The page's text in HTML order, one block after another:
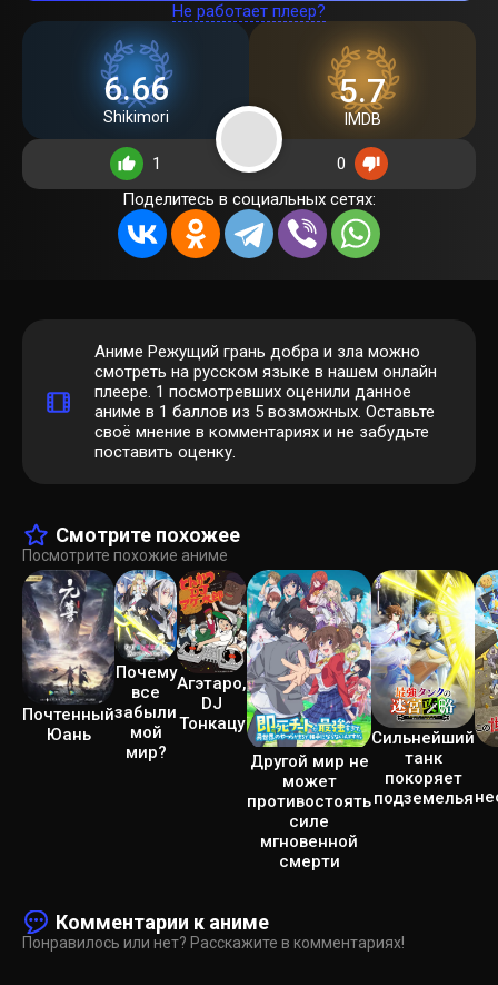
Не работает плеер?
6.66
Shikimori
5.7
IMDB
1
0
Поделитесь в социальных сетях:
Аниме Режущий грань добра и зла можно
смотреть на русском языке в нашем онлайн
плеере. 1 посмотревших оценили данное
аниме в 1 баллов из 5 возможных. Оставьте
своё мнение в комментариях и не забудьте
поставить оценку.
Смотрите похожее
Посмотрите похожие аниме
Почтенный
Юань
Почему
все
забыли
мой
мир?
Агэтаро,
DJ
Тонкацу
Другой мир не
может
противостоять
силе
мгновенной
смерти
Сильнейший
танк
покоряет
подземелья
Комментарии к аниме
Понравилось или нет? Расскажите в комментариях!